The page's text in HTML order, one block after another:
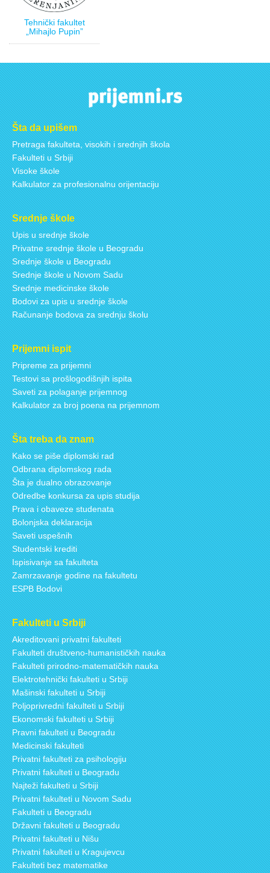
Tehnički fakultet
„Mihajlo Pupin”
Šta da upišem
Pretraga fakulteta, visokih i srednjih škola
Fakulteti u Srbiji
Visoke škole
Kalkulator za profesionalnu orijentaciju
Srednje škole
Upis u srednje škole
Privatne srednje škole u Beogradu
Srednje škole u Beogradu
Srednje škole u Novom Sadu
Srednje medicinske škole
Bodovi za upis u srednje škole
Računanje bodova za srednju školu
Prijemni ispit
Pripreme za prijemni
Testovi sa prošlogodišnjih ispita
Saveti za polaganje prijemnog
Kalkulator za broj poena na prijemnom
Šta treba da znam
Kako se piše diplomski rad
Odbrana diplomskog rada
Šta je dualno obrazovanje
Odredbe konkursa za upis studija
Prava i obaveze studenata
Bolonjska deklaracija
Saveti uspešnih
Studentski krediti
Ispisivanje sa fakulteta
Zamrzavanje godine na fakultetu
ESPB Bodovi
Fakulteti u Srbiji
Akreditovani privatni fakulteti
Fakulteti društveno-humanističkih nauka
Fakulteti prirodno-matematičkih nauka
Elektrotehnički fakulteti u Srbiji
Mašinski fakulteti u Srbiji
Poljoprivredni fakulteti u Srbiji
Ekonomski fakulteti u Srbiji
Pravni fakulteti u Beogradu
Medicinski fakulteti
Privatni fakulteti za psihologiju
Privatni fakulteti u Beogradu
Najteži fakulteti u Srbiji
Privatni fakulteti u Novom Sadu
Fakulteti u Beogradu
Državni fakulteti u Beogradu
Privatni fakulteti u Nišu
Privatni fakulteti u Kragujevcu
Fakulteti bez matematike